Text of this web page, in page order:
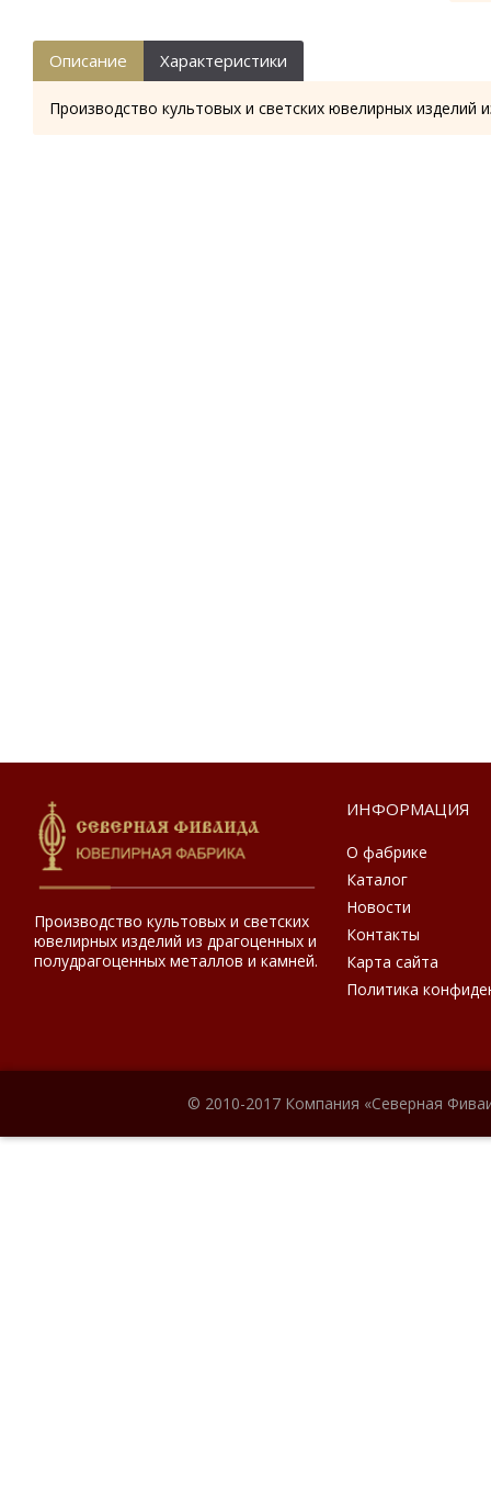
Описание Характеристики
Производство культовых и светских ювелирных изделий
Производство культовых и светских
ювелирных изделий из драгоценных и
полудрагоценных металлов и камней.
ИНФОРМАЦИЯ
О фабрике
Каталог
Новости
Контакты
Карта сайта
Политика
© 2010-2017 Компания «Северная